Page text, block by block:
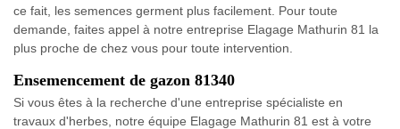
ce fait, les semences germent plus facilement. Pour toute
demande, faites appel à notre entreprise Elagage Mathurin 81 la
plus proche de chez vous pour toute intervention.
Ensemencement de gazon 81340
Si vous êtes à la recherche d'une entreprise spécialiste en
travaux d'herbes, notre équipe Elagage Mathurin 81 est à votre